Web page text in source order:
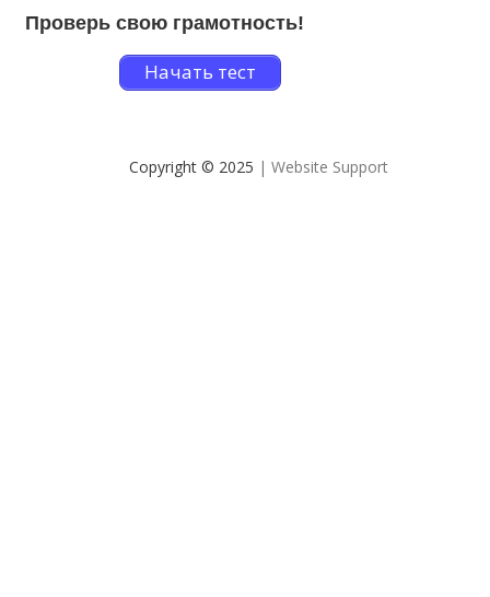
Проверь свою грамотность!
Начать тест
Copyright © 2025 | Website Support